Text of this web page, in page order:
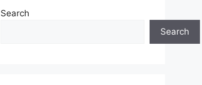
Search
Search